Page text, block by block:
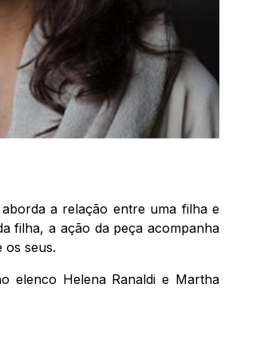
a relação entre uma filha e
filha, a ação da peça acompanha
os seus.
elenco Helena Ranaldi e Martha